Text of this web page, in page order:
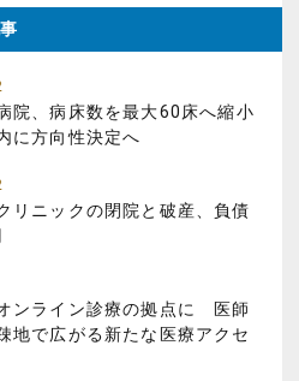
院、病床数を最大60床へ縮小
方向性決定へ
リニックの閉院と破産、負債
ンライン診療の拠点に 医師
地で広がる新たな医療アクセ